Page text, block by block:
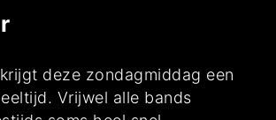
deze zondagmiddag een
Vrijwel alle bands